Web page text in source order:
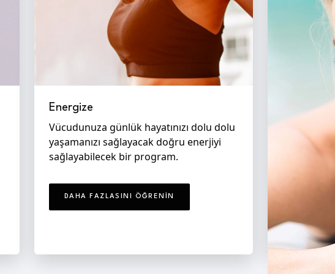
Energize
Vücudunuza günlük hayatınızı dolu dolu
yaşamanızı sağlayacak doğru enerjiyi
sağlayabilecek bir program.
DAHA FAZLASINI ÖĞRENIN
Mind &
DAHA